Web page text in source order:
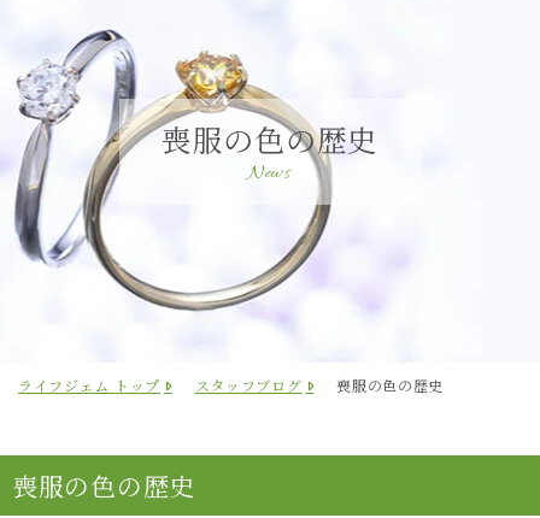
喪服の色の歴史
News
ライフジェム トップ スタッフブログ 喪服の色の歴史
喪服の色の歴史